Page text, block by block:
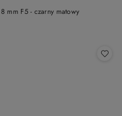
mm F5 - czarny matowy